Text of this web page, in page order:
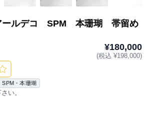
ールデコ SPM 本珊瑚 帯留め
¥180,000
(税込 ¥198,000)
SPM・本珊瑚
い。